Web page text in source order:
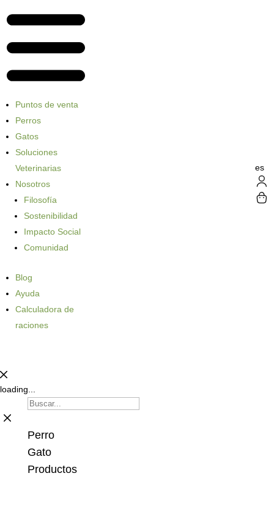
Puntos de venta
Perros
Gatos
Soluciones
Veterinarias
Nosotros
Filosofía
Sostenibilidad
Impacto Social
Comunidad
Blog
Ayuda
Calculadora de
raciones
es
loading...
Perro
Gato
Productos